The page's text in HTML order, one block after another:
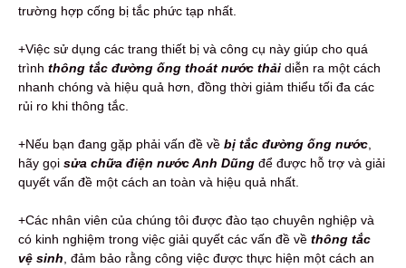
trường hợp cống bị tắc phức tạp nhất.
+Việc sử dụng các trang thiết bị và công cụ này giúp cho quá
trình thông tắc đường ống thoát nước thải diễn ra một cách
nhanh chóng và hiệu quả hơn, đồng thời giảm thiểu tối đa các
rủi ro khi thông tắc.
+Nếu bạn đang gặp phải vấn đề về bị tắc đường ống nước
hãy gọi sửa chữa điện nước Anh Dũng để được hỗ trợ và giải
quyết vấn đề một cách an toàn và hiệu quả nhất.
+Các nhân viên của chúng tôi được đào tạo chuyên nghiệp và
có kinh nghiệm trong việc giải quyết các vấn đề về thông tắc
vệ sinh , đảm bảo rằng công việc được thực hiện một cách an